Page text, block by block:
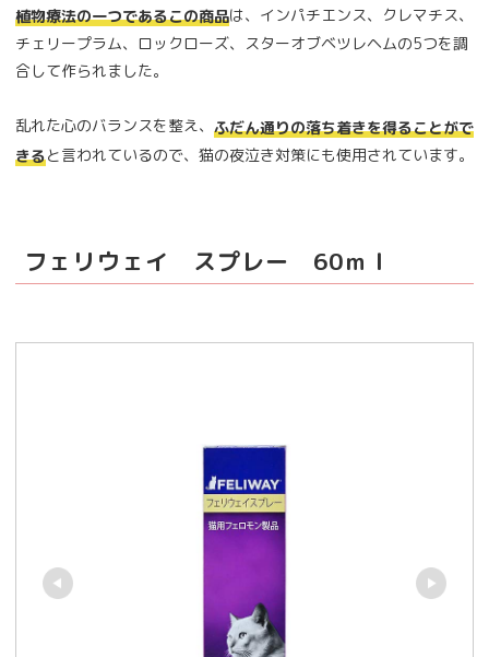
植物療法の一つであるこの商品は、インパチエンス、クレマチス、
チェリープラム、ロックローズ、スターオブベツレヘムの5つを調
合して作られました。
乱れた心のバランスを整え、 ふだん通りの落ち着きを得ることがで
きると言われているので、猫の夜泣き対策にも使用されています。
フェリウェイ スプレー 60ｍｌ